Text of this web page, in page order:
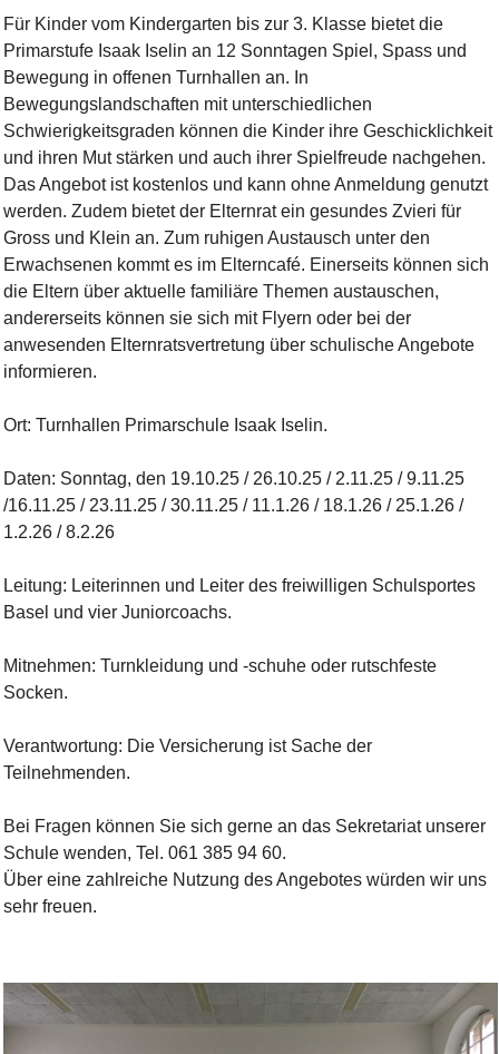
Für Kinder vom Kindergarten bis zur 3. Klasse bietet die
Primarstufe Isaak Iselin an 12 Sonntagen Spiel, Spass und
Bewegung in offenen Turnhallen an. In
Bewegungslandschaften mit unterschiedlichen
Schwierigkeitsgraden können die Kinder ihre Geschicklichkeit
und ihren Mut stärken und auch ihrer Spielfreude nachgehen.
Das Angebot ist kostenlos und kann ohne Anmeldung genutzt
werden. Zudem bietet der Elternrat ein gesundes Zvieri für
Gross und Klein an. Zum ruhigen Austausch unter den
Erwachsenen kommt es im Elterncafé. Einerseits können sich
die Eltern über aktuelle familiäre Themen austauschen,
andererseits können sie sich mit Flyern oder bei der
anwesenden Elternratsvertretung über schulische Angebote
informieren.
Ort: Turnhallen Primarschule Isaak Iselin.
Daten: Sonntag, den 19.10.25 / 26.10.25 / 2.11.25 / 9.11.25
/16.11.25 / 23.11.25 / 30.11.25 / 11.1.26 / 18.1.26 / 25.1.26 /
1.2.26 / 8.2.26
Leitung: Leiterinnen und Leiter des freiwilligen Schulsportes
Basel und vier Juniorcoachs.
Mitnehmen: Turnkleidung und -schuhe oder rutschfeste
Socken.
Verantwortung: Die Versicherung ist Sache der
Teilnehmenden.
Bei Fragen können Sie sich gerne an das Sekretariat unserer
Schule wenden, Tel. 061 385 94 60.
Über eine zahlreiche Nutzung des Angebotes würden wir uns
sehr freuen.